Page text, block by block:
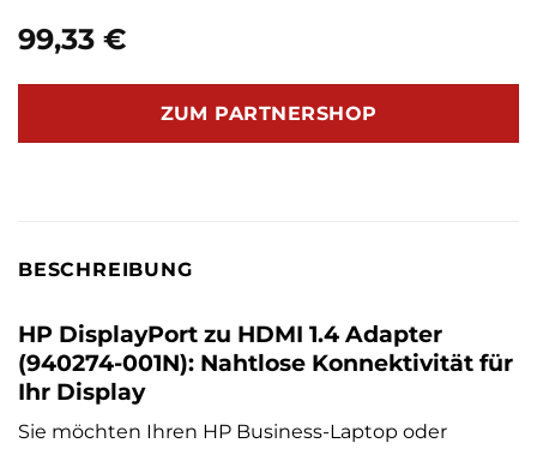
99,33 €
ZUM PARTNERSHOP
BESCHREIBUNG
HP DisplayPort zu HDMI 1.4 Adapter
(940274-001N): Nahtlose Konnektivität für
Ihr Display
Sie möchten Ihren HP Business-Laptop oder